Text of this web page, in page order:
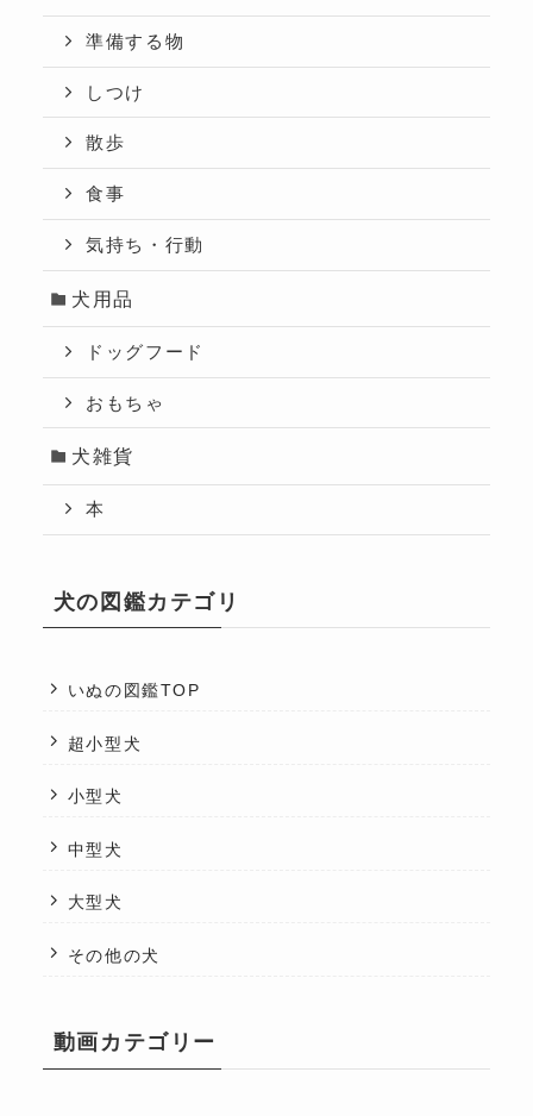
準備する物
しつけ
散歩
食事
気持ち・行動
犬用品
ドッグフード
おもちゃ
犬雑貨
本
犬の図鑑カテゴリ
いぬの図鑑TOP
超小型犬
小型犬
中型犬
大型犬
その他の犬
動画カテゴリー